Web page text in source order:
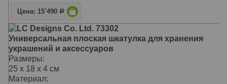
Цена: 15`490 Р
LC Designs Co. Ltd. 73302
Универсальная плоская шкатулка для хранения
украшений и аксессуаров
Размеры:
25 x 18 x 4 см
Материал: